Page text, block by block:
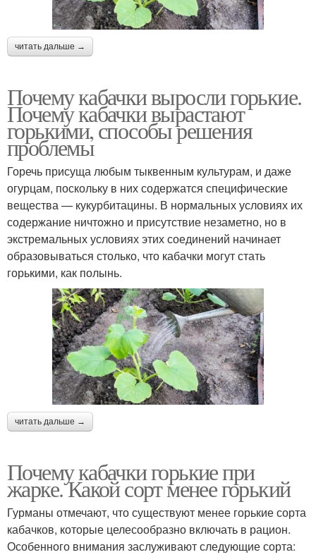
читать дальше →
Почему кабачки выросли горькие.
Почему кабачки вырастают
горькими, способы решения
проблемы
Горечь присуща любым тыквенным культурам, и даже
огурцам, поскольку в них содержатся специфические
вещества — кукурбитацины. В нормальных условиях их
содержание ничтожно и присутствие незаметно, но в
экстремальных условиях этих соединений начинает
образовываться столько, что кабачки могут стать
горькими, как полынь.
читать дальше →
Почему кабачки горькие при
жарке. Какой сорт менее горький
Гурманы отмечают, что существуют менее горькие сорта
кабачков, которые целесообразно включать в рацион.
Особенного внимания заслуживают следующие сорта: